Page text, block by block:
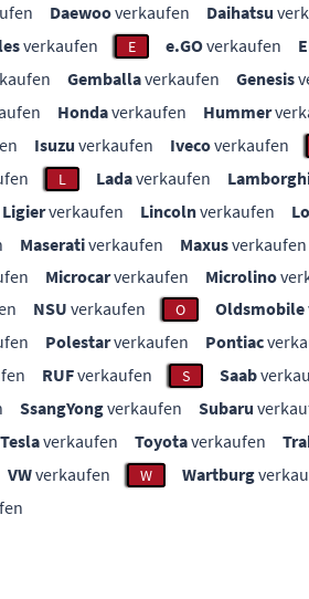
Daewooverkaufen Daihatsu
verkaufen E e.GOverkaufen
Gemballaverkaufen Genesis
Hondaverkaufen Hummer
Isuzu verkaufen Ivecoverkaufen
L Ladaverkaufen
Ligierverkaufen Lincolnverkaufen
Maserativerkaufen Maxusverkaufen
Microcarverkaufen Microlino
NSU verkaufen O Oldsmobile
Polestarverkaufen Pontiac
RUFverkaufen S Saab
SsangYongverkaufen Subaru
Teslaverkaufen Toyotaverkaufen
VWverkaufen W Wartburg